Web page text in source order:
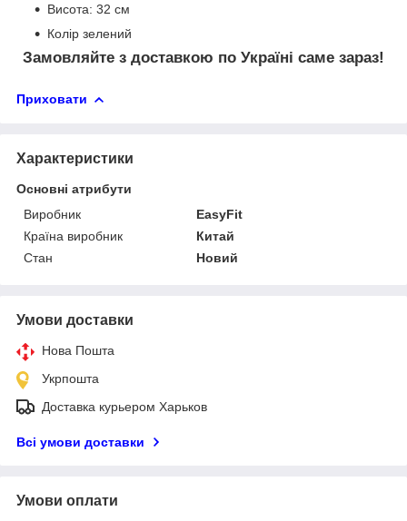
Висота: 32 см
Колір зелений
Замовляйте з доставкою по Україні саме зараз!
Приховати
Характеристики
Основні атрибути
Виробник
EasyFit
Країна виробник
Китай
Стан
Новий
Умови доставки
Нова Пошта
Укрпошта
Доставка курьером Харьков
Всі умови доставки
Умови оплати